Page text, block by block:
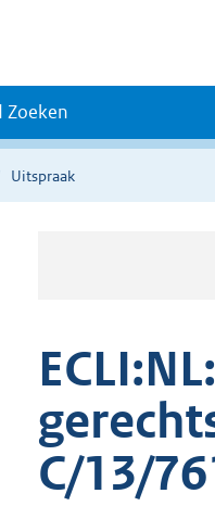
Zoeken
Uitspraak
C/13/